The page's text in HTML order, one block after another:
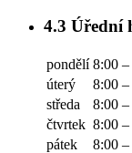
4.3 Úřední
pondělí 8:00
úterý
8:00
středa
8:00
čtvrtek 8:00
pátek
8:00